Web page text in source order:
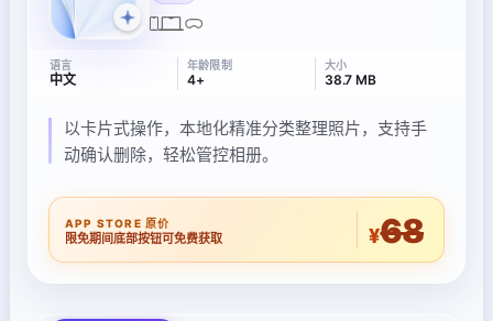
语言
中文
年龄限制
4+
大小
38.7 MB
以卡片式操作，本地化精准分类整理照片，支持手
动确认删除，轻松管控相册。
APP STORE 原价
限免期间底部按钮可免费获取 ¥68